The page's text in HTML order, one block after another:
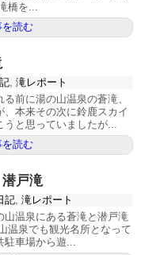
橋を...
を読む
, 滝レポート
前に湯の山温泉の蒼滝、
本来その次に鈴鹿スカイ
うと思っていましたが...
を読む
戸滝
記, 滝レポート
山温泉にある蒼滝と潜戸滝
温泉でも観光名所となって
駐車場から遊...